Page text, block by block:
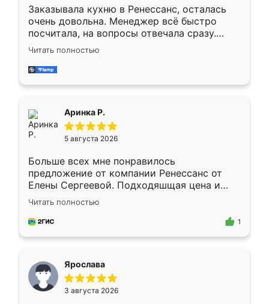
Заказывала кухню в Ренессанс, осталась
очень довольна. Менеджер всё быстро
посчитала, на вопросы отвечала сразу.
Замерщик приехал в субботу, подошёл к
делу со всей ответственностью. Собрали
за день, ребята работали аккуратно, даже
Читать полностью
Аринка Р.
5 августа 2026
Больше всех мне понравилось
предложение от компании Ренессанс от
Елены Сергеевой. Подходяшщая цена и
короткие сроки изготовления. Приехавший
для замера сотрудник Владислав
предложил по моему эскизу самый
Читать полностью
1
Ярослава
3 августа 2026